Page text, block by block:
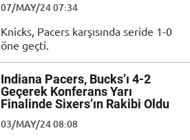
07/MAY/24 07:34
Knicks, Pacers karşısında seride 1-0
öne geçti.
Indiana Pacers, Bucks’ı 4-2
Geçerek Konferans Yarı
Finalinde Sixers’ın Rakibi Oldu
03/MAY/24 08:08